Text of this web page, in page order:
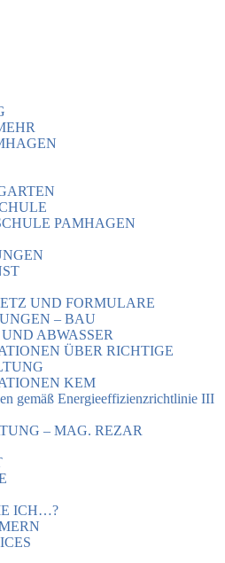
PAMHAGEN
UND FORMULARE
– BAU
ABWASSER
ÜBER RICHTIGE
KEM
gemäß Energieeffizienzrichtlinie III
– MAG. REZAR
ICH…?